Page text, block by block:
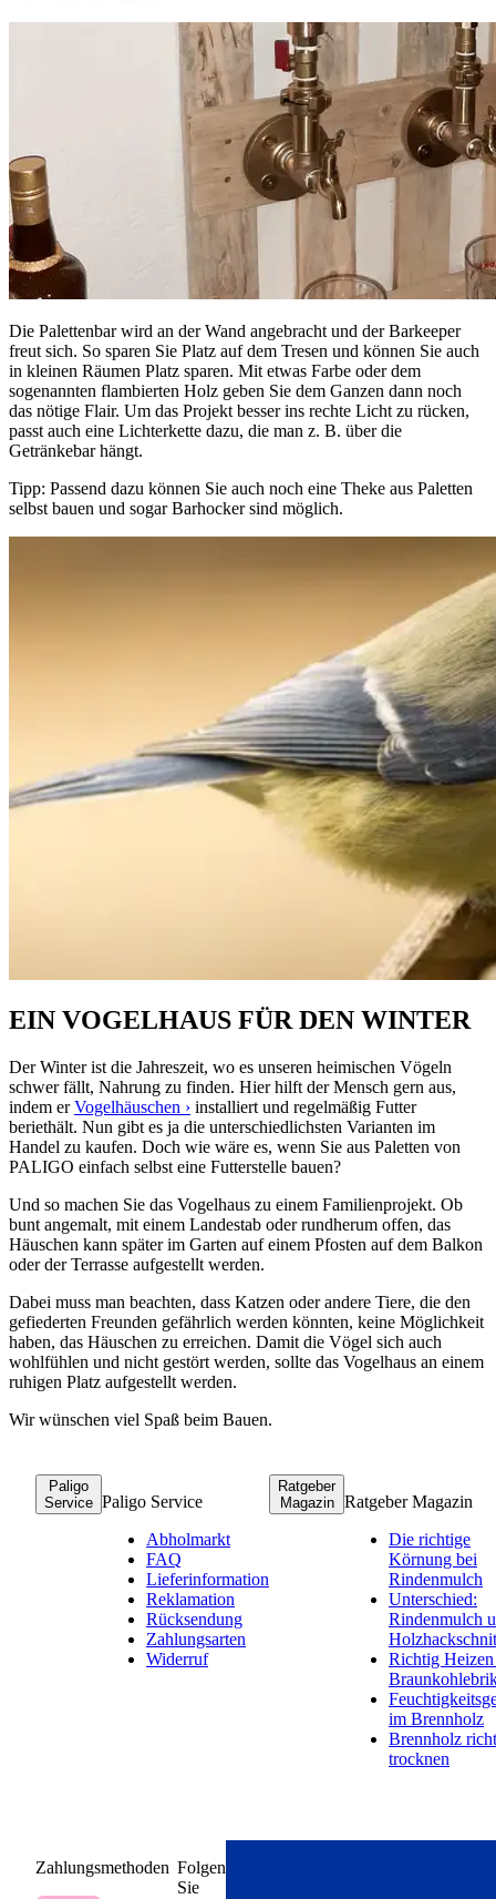
Die Palettenbar wird an der Wand angebracht und der Barkeeper
freut sich. So sparen Sie Platz auf dem Tresen und können Sie auch
in kleinen Räumen Platz sparen. Mit etwas Farbe oder dem
sogenannten flambierten Holz geben Sie dem Ganzen dann noch
das nötige Flair. Um das Projekt besser ins rechte Licht zu rücken,
passt auch eine Lichterkette dazu, die man z. B. über die
Getränkebar hängt.
Tipp: Passend dazu können Sie auch noch eine Theke aus Paletten
selbst bauen und sogar Barhocker sind möglich.
EIN VOGELHAUS FÜR DEN WINTER
Der Winter ist die Jahreszeit, wo es unseren heimischen Vögeln
schwer fällt, Nahrung zu finden. Hier hilft der Mensch gern aus,
indem erVogelhäuschen › installiert und regelmäßig Futter
beriethält. Nun gibt es ja die unterschiedlichsten Varianten im
Handel zu kaufen. Doch wie wäre es, wenn Sie aus Paletten von
PALIGO einfach selbst eine Futterstelle bauen?
Und so machen Sie das Vogelhaus zu einem Familienprojekt. Ob
bunt angemalt, mit einem Landestab oder rundherum offen, das
Häuschen kann später im Garten auf einem Pfosten auf dem Balkon
oder der Terrasse aufgestellt werden.
Dabei muss man beachten, dass Katzen oder andere Tiere, die den
gefiederten Freunden gefährlich werden könnten, keine Möglichkeit
haben, das Häuschen zu erreichen. Damit die Vögel sich auch
wohlfühlen und nicht gestört werden, sollte das Vogelhaus an einem
ruhigen Platz aufgestellt werden.
Wir wünschen viel Spaß beim Bauen.
Paligo
Service Paligo Service
Abholmarkt
FAQ
Lieferinformation
Reklamation
Rücksendung
Zahlungsarten
Widerruf
Ratgeber
Magazin
Ratgeber Magazin
Die richtige
Körnung bei
Rindenmulch
Unterschied:
Rindenmulch
Richtig
im Brennholz
Brennholz
trocknen
Zahlungsmethoden Folgen
Sie